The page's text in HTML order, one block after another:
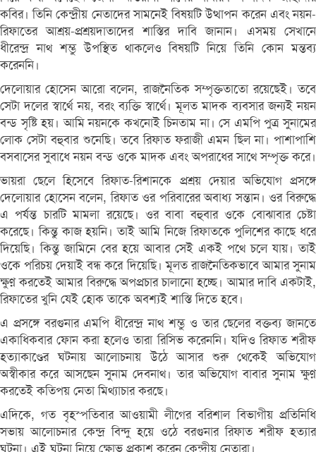
কবির। তিনি কেন্দ্রীয় নেতাদের সামনেই বিষয়টি উত্থাপন করেন এবং নয়ন-
রিফাতের আশ্রয়-প্রশ্রয়দাতাদের শাস্তির দাবি জানান। এসময় সেখানে
ধীরেন্দ্র নাথ শম্ভু উপস্থিত থাকলেও বিষয়টি নিয়ে তিনি কোন মন্তব্য
করেননি।
দেলোয়ার হোসেন আরো বলেন, রাজনৈতিক সম্পৃক্ততাতো রয়েছেই। তবে
সেটা দলের স্বার্থে নয়, বরং ব্যক্তি স্বার্থে। মূলত মাদক ব্যবসার জন্যই নয়ন
বন্ড সৃষ্টি হয়। আমি নয়নকে কখনোই চিনতাম না। সে এমপি পুত্র সুনামের
লোক সেটা বহুবার শুনেছি। তবে রিফাত ফরাজী এমন ছিল না। পাশাপাশি
বসবাসের সুবাধে নয়ন বন্ড ওকে মাদক এবং অপরাধের সাথে সম্পৃক্ত করে।
ভায়রা ছেলে হিসেবে রিফাত-রিশানকে প্রশ্রয় দেয়ার অভিযোগ প্রসঙ্গে
দেলোয়ার হোসেন বলেন, রিফাত ওর পরিবারের অবাধ্য সন্তান। ওর বিরুদ্ধে
এ পর্যন্ত চারটি মামলা রয়েছে। ওর বাবা বহুবার ওকে বোঝাবার চেষ্টা
করেছে। কিন্তু কাজ হয়নি। তাই আমি নিজে রিফাতকে পুলিশের কাছে ধরে
দিয়েছি। কিন্তু জামিনে বের হয়ে আবার সেই একই পথে চলে যায়। তাই
ওকে পরিচয় দেয়াই বন্ধ করে দিয়েছি। মূলত রাজনৈতিকভাবে আমার সুনাম
ক্ষুণ্ন করতেই আমার বিরুদ্ধে অপপ্রচার চালানো হচ্ছে। আমার দাবি একটাই,
রিফাতের খুনি যেই হোক তাকে অবশ্যই শাস্তি দিতে হবে।
এ প্রসঙ্গে বরগুনার এমপি ধীরেন্দ্র নাথ শম্ভু ও তার ছেলের বক্তব্য জানতে
একাধিকবার ফোন করা হলেও তারা রিসিভ করেননি। যদিও রিফাত শরীফ
হত্যাকাণ্ডের ঘটনায় আলোচনায় উঠে আসার শুরু থেকেই অভিযোগ
অস্বীকার করে আসছেন সুনাম দেবনাথ। তার অভিযোগ বাবার সুনাম ক্ষুণ্ন
করতেই কতিপয় নেতা মিথ্যাচার করছে।
এদিকে, গত বৃহস্পতিবার আওয়ামী লীগের বরিশাল বিভাগীয় প্রতিনিধি
সভায় আলোচনার কেন্দ্র বিন্দু হয়ে ওঠে বরগুনার রিফাত শরীফ হত্যার
ঘটনা। এই ঘটনা নিয়ে ক্ষোভ প্রকাশ করেন কেন্দ্রীয় নেতারা।